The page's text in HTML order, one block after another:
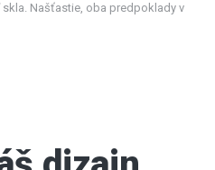
Našťastie, oba predpoklady v